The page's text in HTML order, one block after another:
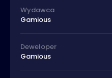
Wydawca
Gamious
Deweloper
Gamious